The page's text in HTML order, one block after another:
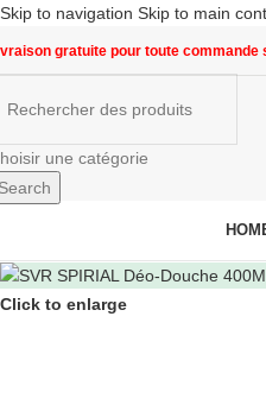
Skip to navigation Skip to main
gratuite pour toute commande
une catégorie
Click to enlarge